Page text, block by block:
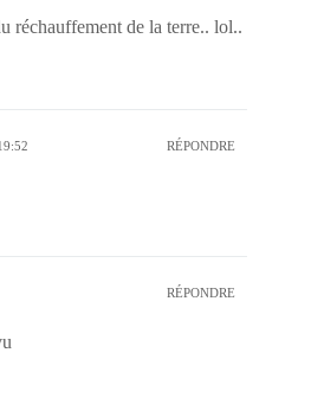
réchauffement de la terre.. lol..
RÉPONDRE
RÉPONDRE